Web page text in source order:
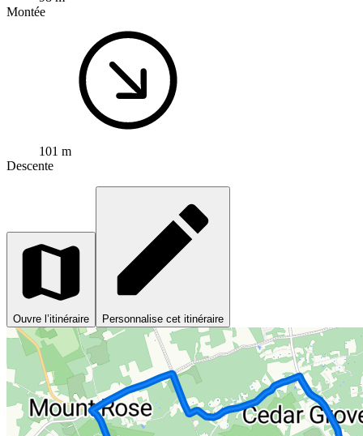
Montée
101 m
Descente
Ouvre l’itinéraire Personnalise cet itinéraire